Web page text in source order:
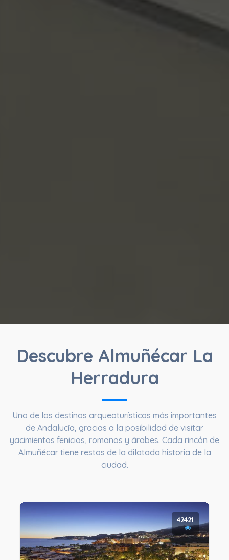
Descubre Almuñécar La
Herradura
Uno de los destinos arqueoturísticos más importantes
de Andalucía, gracias a la posibilidad de visitar
yacimientos fenicios, romanos y árabes. Cada rincón de
Almuñécar tiene restos de la dilatada historia de la
ciudad.
42421